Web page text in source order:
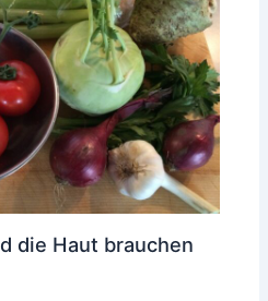
die Haut brauchen